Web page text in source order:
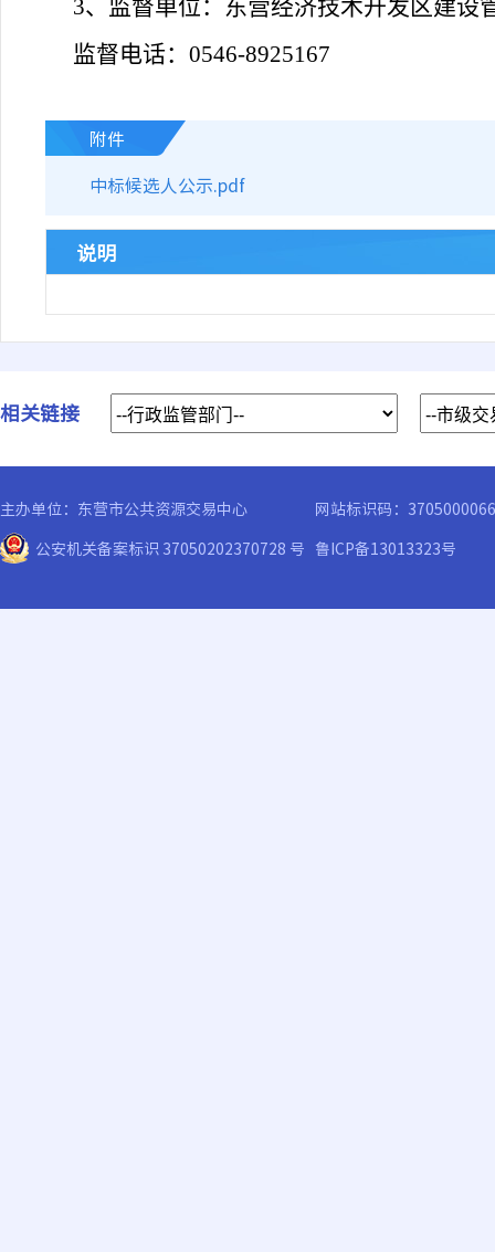
3、监督单位：东营经济技术开发区建设
监督电话：0546-8925167
附件
中标候选人公示.pdf
说明
相关链接
主办单位：东营市公共资源交易中心
网站标识码：3705000066
公安机关备案标识 37050202370728 号 鲁ICP备13013323号